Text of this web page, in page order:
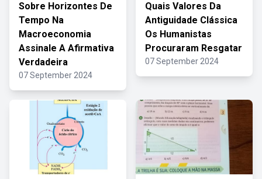
Sobre Horizontes De
Tempo Na
Macroeconomia
Assinale A Afirmativa
Verdadeira
07 September 2024
Quais Valores Da
Antiguidade Clássica
Os Humanistas
Procuraram Resgatar
07 September 2024